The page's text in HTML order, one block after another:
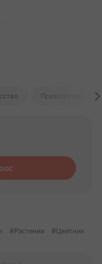
Психология и
#Растения
#Цветник